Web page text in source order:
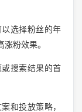
选择粉丝的年
粉效果。
搜索结果的首
和投放策略，